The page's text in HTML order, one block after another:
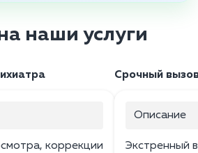
наши услуги
коррекции
Срочный
Описание
Экстренный